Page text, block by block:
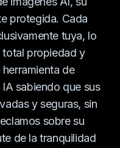
protegida. Cada
tuya, lo
total propiedad y
de
sabiendo que sus
y seguras, sin
sobre su
de la tranquilidad